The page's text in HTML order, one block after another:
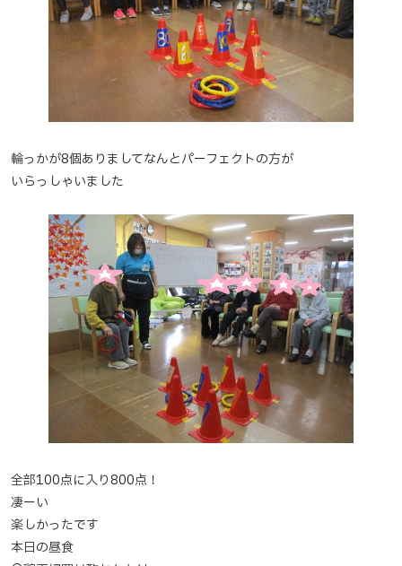
輪っかが8個ありましてなんとパーフェクトの方が
いらっしゃいました
全部100点に入り800点！
凄ーい
楽しかったです
本日の昼食